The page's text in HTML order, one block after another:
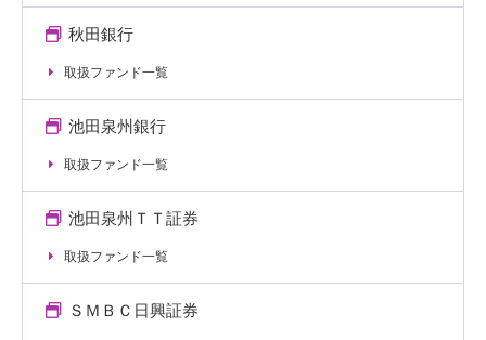
秋田銀行
取扱ファンド一覧
池田泉州銀行
取扱ファンド一覧
池田泉州ＴＴ証券
取扱ファンド一覧
ＳＭＢＣ日興証券